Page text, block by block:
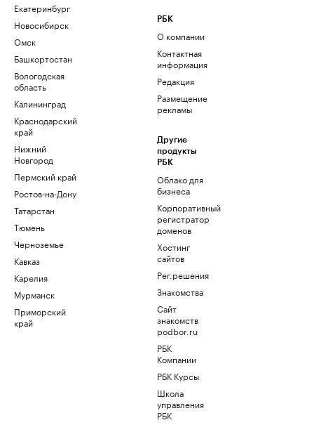
Екатеринбург
Новосибирск
Омск
Башкортостан
Вологодская
область
Калининград
Краснодарский
край
Нижний
Новгород
Пермский край
Ростов-на-Дону
Татарстан
Тюмень
Черноземье
Кавказ
Карелия
Мурманск
Приморский
край
РБК
О компании
Контактная
информация
Редакция
Размещение
рекламы
Другие
продукты
РБК
Облако для
бизнеса
Корпоративный
регистратор
доменов
Хостинг
сайтов
Рег.решения
Знакомства
Сайт
знакомств
podbor.ru
РБК
Компании
РБК Курсы
Школа
управления
РБК